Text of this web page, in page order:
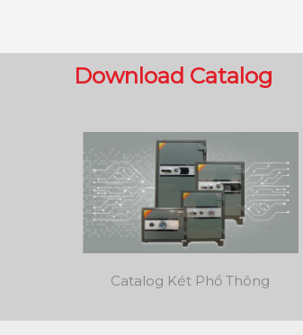
Download Catalog
Catalog Két Phổ Thông